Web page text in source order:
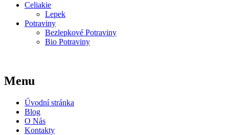
Celiakie
Lepek
Potraviny
Bezlepkové Potraviny
Bio Potraviny
Menu
Úvodní stránka
Blog
O Nás
Kontakty